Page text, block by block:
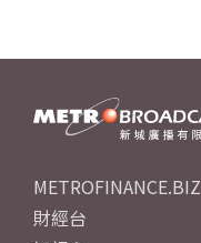
METROFINANCE.BIZ
財經台